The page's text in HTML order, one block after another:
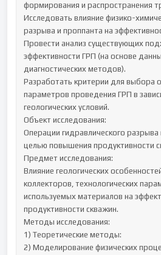
формирования и распространения
Исследовать влияние физико-
разрыва и проппанта на
Провести анализ существующих
эффективности ГРП (на основе
диагностических методов).
Разработать критерии для выбора
параметров проведения ГРП в
геологических условий.
Объект исследования:
Операции гидравлического
целью повышения продуктивности
Предмет исследования:
Влияние геологических
коллекторов, технологических
используемых материалов на
продуктивности скважин.
Методы исследования:
1) Теоретические методы:
2) Моделирование физических